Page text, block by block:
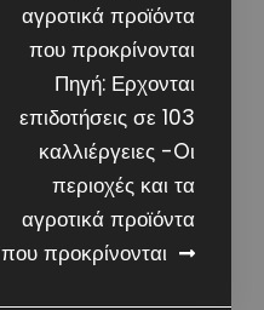
αγροτικά προϊόντα
που προκρίνονται
Πηγή: Ερχονται
επιδοτήσεις σε 103
καλλιέργειες -Oι
περιοχές και τα
αγροτικά προϊόντα
που προκρίνονται